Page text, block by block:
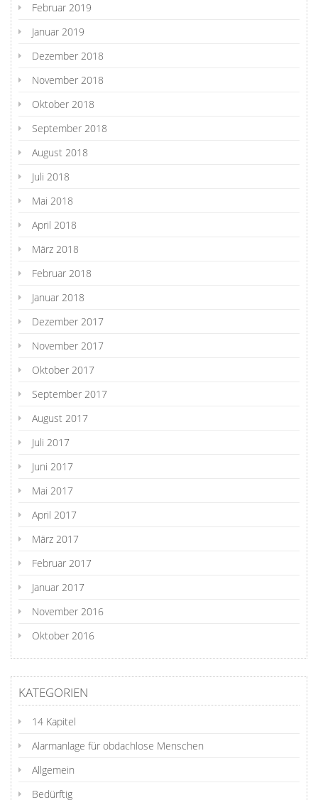
Februar 2019
Januar 2019
Dezember 2018
November 2018
Oktober 2018
September 2018
August 2018
Juli 2018
Mai 2018
April 2018
März 2018
Februar 2018
Januar 2018
Dezember 2017
November 2017
Oktober 2017
September 2017
August 2017
Juli 2017
Juni 2017
Mai 2017
April 2017
März 2017
Februar 2017
Januar 2017
November 2016
Oktober 2016
KATEGORIEN
14 Kapitel
Alarmanlage für obdachlose Menschen
Allgemein
Bedürftig